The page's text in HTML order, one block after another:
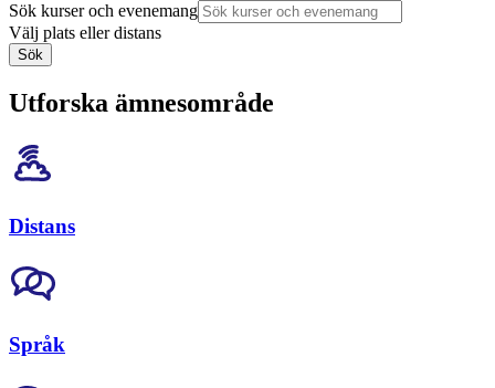
Sök kurser och evenemang
Välj plats eller distans
Sök
Utforska ämnesområde
Distans
Språk